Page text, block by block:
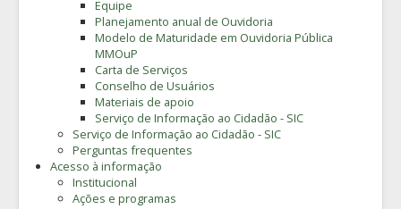
Equipe
Planejamento anual de Ouvidoria
Modelo de Maturidade em Ouvidoria Pública
MMOuP
Carta de Serviços
Conselho de Usuários
Materiais de apoio
Serviço de Informação ao Cidadão - SIC
Serviço de Informação ao Cidadão - SIC
Perguntas frequentes
Acesso à informação
Institucional
Ações e programas